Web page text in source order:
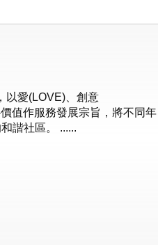
以愛(LOVE)、創意
值作服務發展宗旨，將不同年
諧社區。 ......